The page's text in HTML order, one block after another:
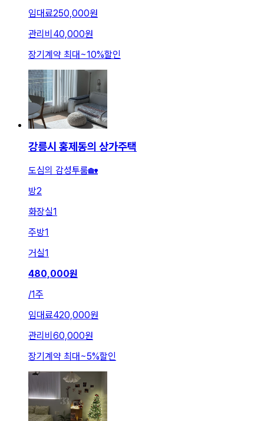
임대료250,000원
관리비 40,000원
장기계약 최대 ~10%할인
강릉시 홍제동의 상가주택
도심의 감성투룸🏡
방2
화장실1
주방1
거실1
480,000원
/1주
임대료420,000원
관리비 60,000원
장기계약 최대~5%할인